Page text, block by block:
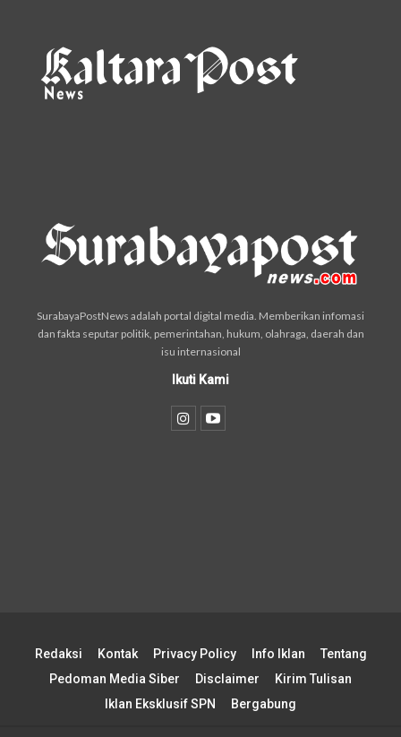
SurabayaPostNews adalah portal digital media. Memberikan infomasi
dan fakta seputar politik, pemerintahan, hukum, olahraga, daerah dan
isu internasional
Ikuti Kami
Redaksi Kontak Privacy Policy Info Iklan
Tentang
Pedoman Media Siber
Disclaimer
Kirim Tulisan
Iklan Eksklusif SPN
Bergabung